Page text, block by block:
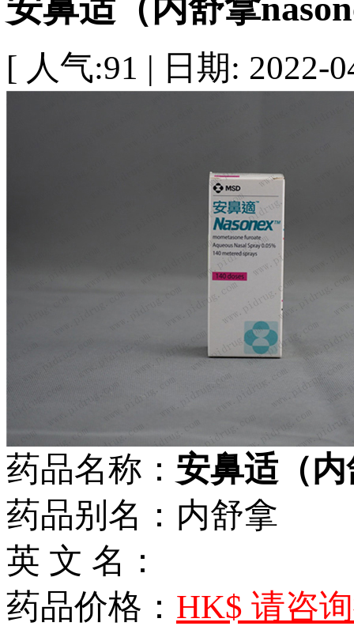
安鼻适（内舒拿
[ 人气:91 | 日期: 2022-
药品名称： 安鼻适（内
药品别名：内舒拿
英 文 名：
药品价格： HK$ 请咨